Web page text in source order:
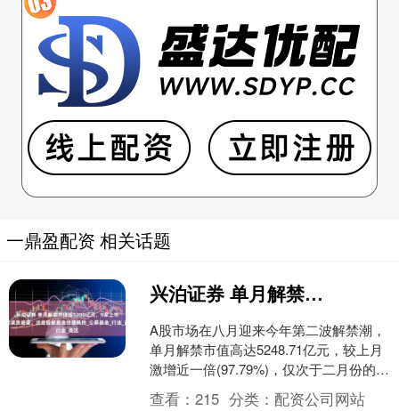
一鼎盈配资 相关话题
兴泊证券 单月解禁市值超5200亿元，9家上市公司紧急避雷，这些股被基金经理疯抢_公募基金_行业_高达
A股市场在八月迎来今年第二波解禁潮，
单月解禁市值高达5248.71亿元，较上月
激增近一倍(97.79%)，仅次于二月份的峰
值。 这波解禁潮，尤其以8月11日至1....
查看：215 分类：配资公司网站